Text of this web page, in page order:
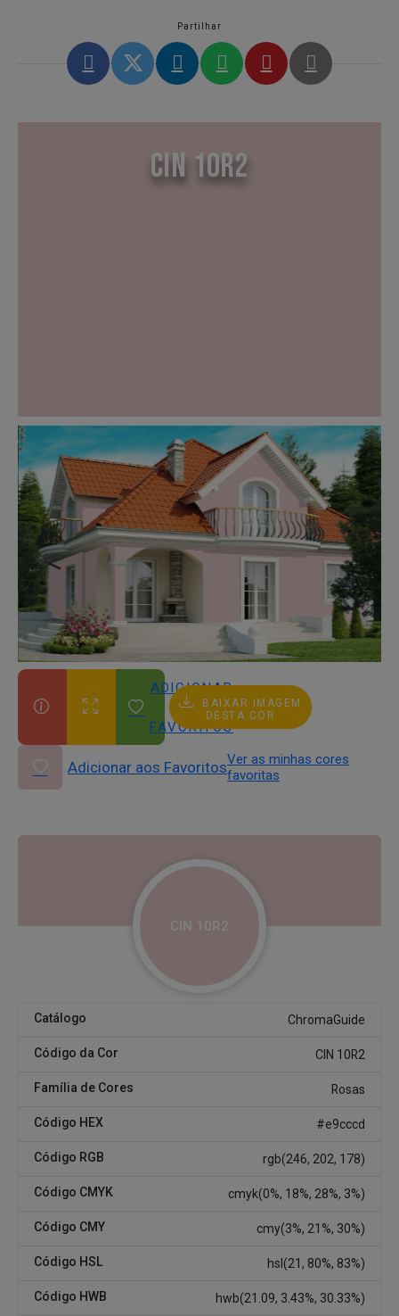
Partilhar
CIN 10R2
ADICIONAR
AOS
FAVORITOS
BAIXAR IMAGEM
DESTA COR
Adicionar aos FavoritosVer as minhas cores
favoritas
CIN 10R2
Catálogo ChromaGuide
Código da Cor CIN 10R2
Família de Cores Rosas
Código HEX #e9cccd
Código RGB rgb(246, 202, 178)
Código CMYK cmyk(0%, 18%, 28%, 3%)
Código CMY cmy(3%, 21%, 30%)
Código HSL hsl(21, 80%, 83%)
Código HWB hwb(21.09, 3.43%, 30.33%)